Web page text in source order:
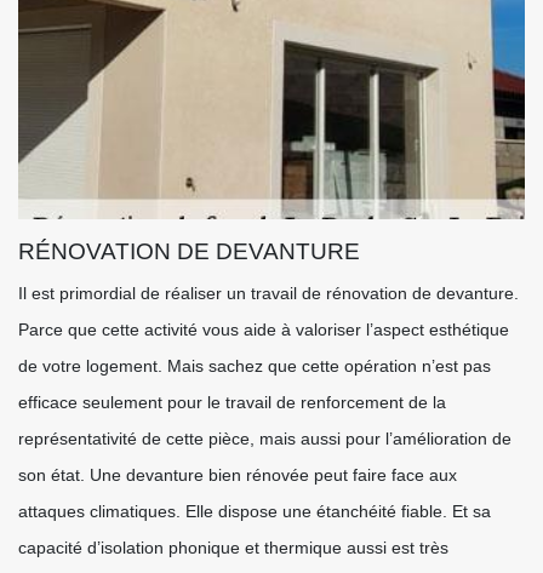
RÉNOVATION DE DEVANTURE
Il est primordial de réaliser un travail de rénovation de devanture.
Parce que cette activité vous aide à valoriser l’aspect esthétique
de votre logement. Mais sachez que cette opération n’est pas
efficace seulement pour le travail de renforcement de la
représentativité de cette pièce, mais aussi pour l’amélioration de
son état. Une devanture bien rénovée peut faire face aux
attaques climatiques. Elle dispose une étanchéité fiable. Et sa
capacité d’isolation phonique et thermique aussi est très